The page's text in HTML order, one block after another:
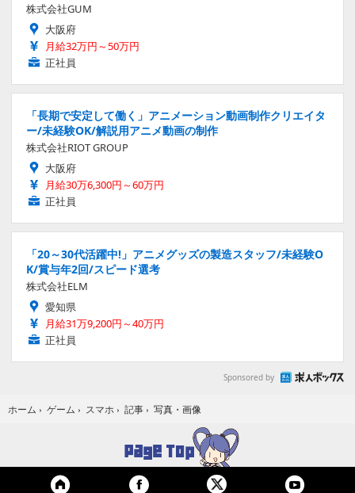
株式会社GUM
大阪府
月給32万円～50万円
正社員
「長期で安定して働く」アニメーション動画制作クリエイタ
ー/未経験OK/解説用アニメ動画の制作
株式会社RIOT GROUP
大阪府
月給30万6,300円～60万円
正社員
「20～30代活躍中!」アニメグッズの製造スタッフ/未経験O
K/賞与年2回/スピード選考
株式会社ELM
愛知県
月給31万9,200円～40万円
正社員
Sponsored by
ホーム › ゲーム › スマホ › 記事 › 写真・画像